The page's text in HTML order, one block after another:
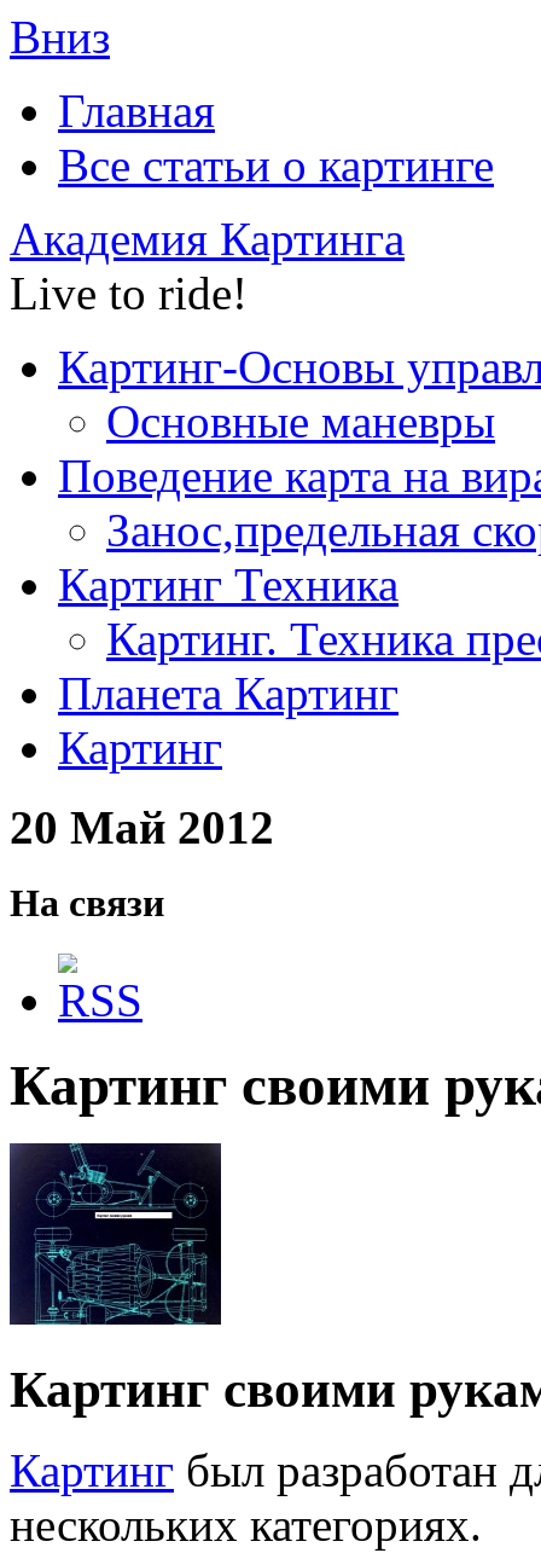
Вниз
Главная
Все статьи o картинге
Академия Картинга
Live to ride!
Картинг-Основы
Основные маневры
Поведение карта на
Занос,предельная
Картинг Техника
Картинг. Техника
Планета Картинг
Картинг
20 Май 2012
На связи
Картинг своими
Картинг своими
Картинг был разработан
нескольких категориях.